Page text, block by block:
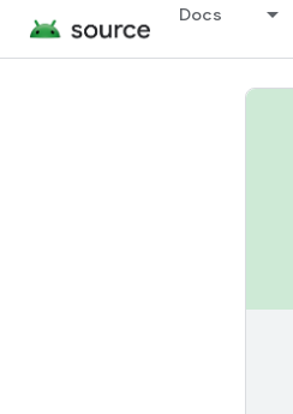
Docs